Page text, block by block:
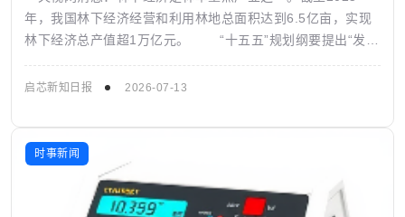
年，我国林下经济经营和利用林地总面积达到6.5亿亩，实现
林下经济总产值超1万亿元。 “十五五”规划纲要提出“发展
启芯新知日报 2026-07-13
时事新闻